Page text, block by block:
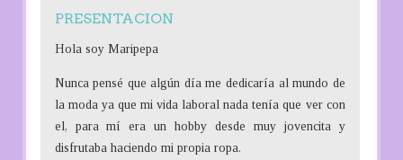
c
h
o
r
:
PRESENTACION
Hola soy Maripepa
Nunca pensé que algún día me dedicaría al mundo de
la moda ya que mi vida laboral nada tenía que ver con
el, para mí era un hobby desde muy jovencita y
disfrutaba haciendo mi propia ropa.